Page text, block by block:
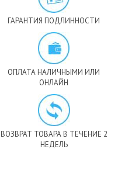
ГАРАНТИЯ ПОДЛИННОСТИ
ОПЛАТА НАЛИЧНЫМИ ИЛИ
ОНЛАЙН
ВОЗВРАТ ТОВАРА В ТЕЧЕНИЕ 2
НЕДЕЛЬ